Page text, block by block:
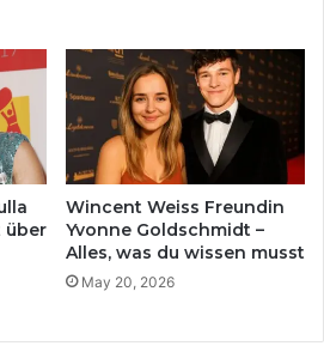
über
Wincent Weiss Freundin
Yvonne Goldschmidt –
Alles, was du wissen musst
May 20, 2026